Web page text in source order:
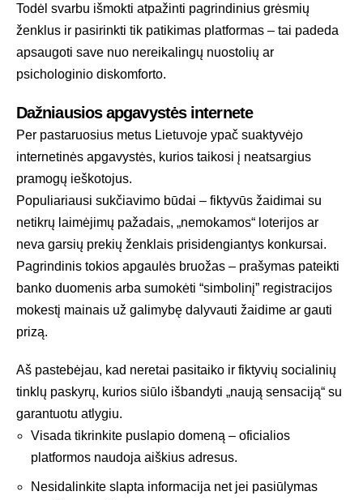
Todėl svarbu išmokti atpažinti pagrindinius grėsmių
ženklus ir pasirinkti tik patikimas platformas – tai padeda
apsaugoti save nuo nereikalingų nuostolių ar
psichologinio diskomforto.
Dažniausios apgavystės internete
Per pastaruosius metus Lietuvoje ypač suaktyvėjo
internetinės apgavystės, kurios taikosi į neatsargius
pramogų ieškotojus.
Populiariausi sukčiavimo būdai – fiktyvūs žaidimai su
netikrų laimėjimų pažadais, „nemokamos“ loterijos ar
neva garsių prekių ženklais prisidengiantys konkursai.
Pagrindinis tokios apgaulės bruožas – prašymas pateikti
banko duomenis arba sumokėti “simbolinį” registracijos
mokestį mainais už galimybę dalyvauti žaidime ar gauti
prizą.
Aš pastebėjau, kad neretai pasitaiko ir fiktyvių socialinių
tinklų paskyrų, kurios siūlo išbandyti „naują sensaciją“ su
garantuotu atlygiu.
Visada tikrinkite puslapio domeną – oficialios
platformos naudoja aiškius adresus.
Nesidalinkite slapta informacija net jei pasiūlymas